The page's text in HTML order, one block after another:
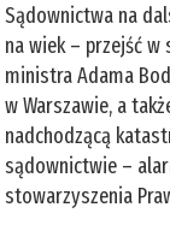
Sądownictwa na
na wiek – przejść
ministra Adama
w Warszawie, a
nadchodzącą
sądownictwie –
stowarzyszenia